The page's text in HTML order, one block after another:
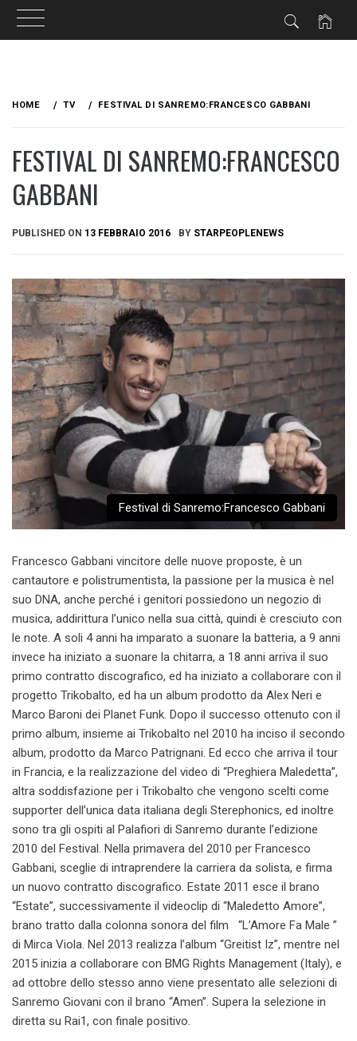
HOME TV FESTIVAL DI SANREMO:FRANCESCO GABBANI
FESTIVAL DI SANREMO:FRANCESCO
GABBANI
PUBLISHED ON 13 FEBBRAIO 2016 BY STARPEOPLENEWS
Festival di Sanremo:Francesco Gabbani
Francesco Gabbani vincitore delle nuove proposte, è un
cantautore e polistrumentista, la passione per la musica è nel
suo DNA, anche perché i genitori possiedono un negozio di
musica, addirittura l’unico nella sua città, quindi è cresciuto con
le note. A soli 4 anni ha imparato a suonare la batteria, a 9 anni
invece ha iniziato a suonare la chitarra, a 18 anni arriva il suo
primo contratto discografico, ed ha iniziato a collaborare con il
progetto Trikobalto, ed ha un album prodotto da Alex Neri e
Marco Baroni dei Planet Funk. Dopo il successo ottenuto con il
primo album, insieme ai Trikobalto nel 2010 ha inciso il secondo
album, prodotto da Marco Patrignani. Ed ecco che arriva il tour
in Francia, e la realizzazione del video di “Preghiera Maledetta”,
altra soddisfazione per i Trikobalto che vengono scelti come
supporter dell’unica data italiana degli Sterephonics, ed inoltre
sono tra gli ospiti al Palafiori di Sanremo durante l’edizione
2010 del Festival. Nella primavera del 2010 per Francesco
Gabbani, sceglie di intraprendere la carriera da solista, e firma
un nuovo contratto discografico. Estate 2011 esce il brano
“Estate”, successivamente il videoclip di “Maledetto Amore”,
brano tratto dalla colonna sonora del film “L’Amore Fa Male ”
di Mirca Viola. Nel 2013 realizza l’album “Greitist Iz”, mentre nel
2015 inizia a collaborare con BMG Rights Management (Italy), e
ad ottobre dello stesso anno viene presentato alle selezioni di
Sanremo Giovani con il brano “Amen”. Supera la selezione in
diretta su Rai1, con finale positivo.